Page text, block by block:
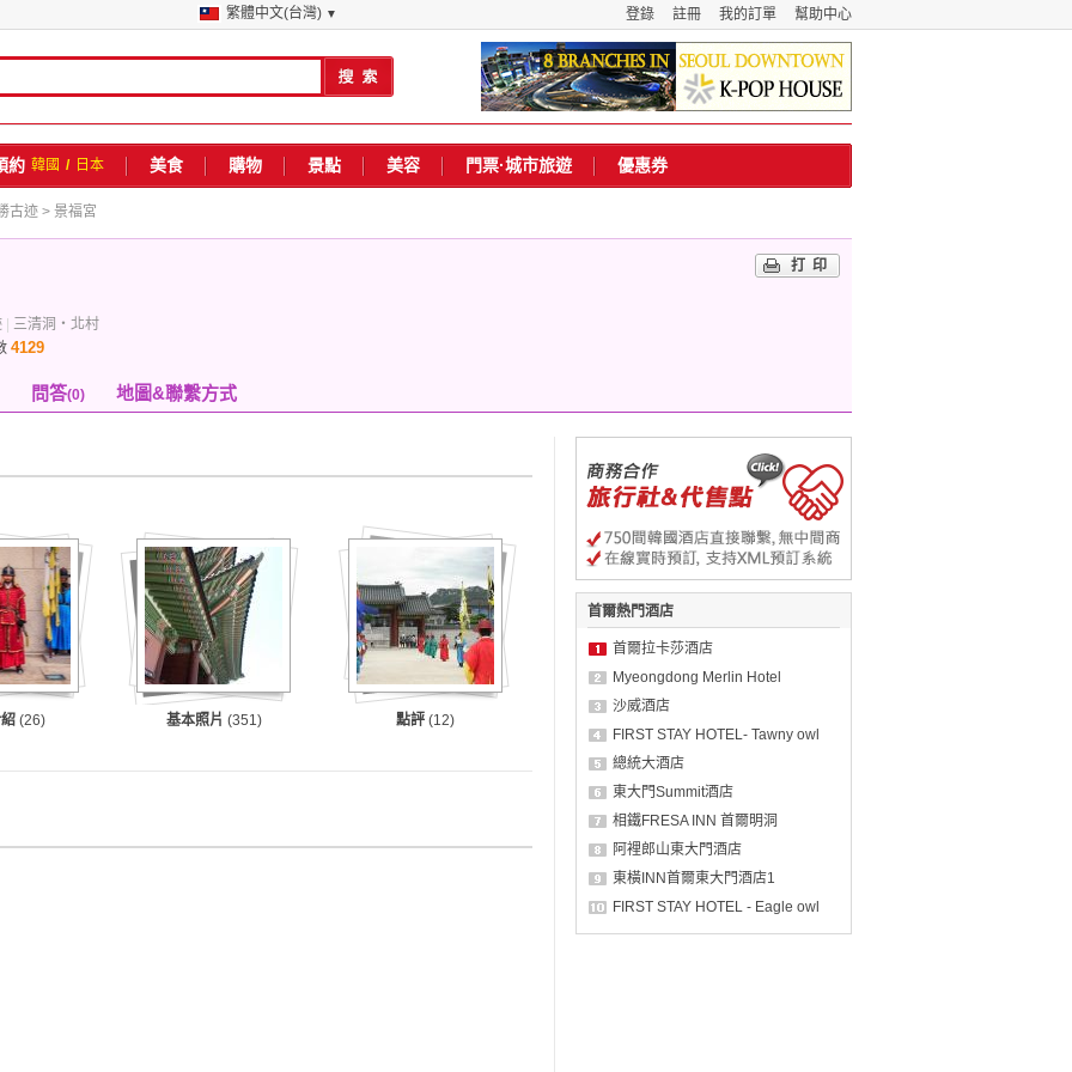
幫助中心
我的訂單
註冊
登錄
繁體中文(台灣) ▼
約 韓國 / 日本 美食 購物 景點 美容 門票·城市旅遊 優惠券
古迹 > 景福宮
三清洞・北村
4129
打印
問答(0) 地圖&聯繫方式
(26) 基本照片 (351) 點評 (12)
首爾熱門酒店
首爾拉卡莎酒店
Myeongdong Merlin Hotel
沙威酒店
FIRST STAY HOTEL- Tawny owl
總統大酒店
東大門Summit酒店
相鐵FRESA INN 首爾明洞
阿裡郎山東大門酒店
東橫INN首爾東大門酒店1
FIRST STAY HOTEL - Eagle owl